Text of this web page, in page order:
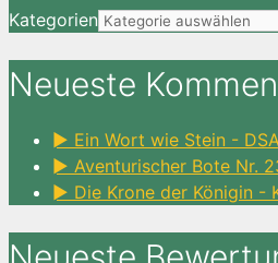
Kategorien
Neueste
► Ein Wort wie Stein -
► Aventurischer Bote Nr.
► Die Krone der Königin -